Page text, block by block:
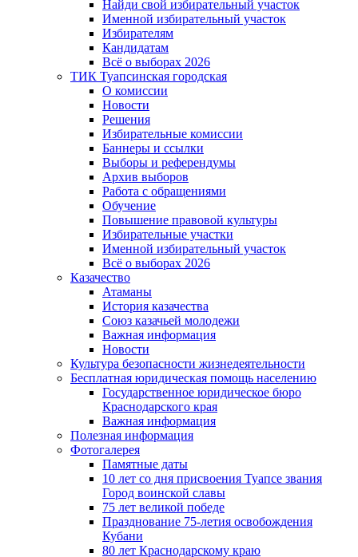
Найди свой избирательный участок
Именной избирательный участок
Избирателям
Кандидатам
Всё о выборах 2026
ТИК Туапсинская городская
О комиссии
Новости
Решения
Избирательные комиссии
Баннеры и ссылки
Выборы и референдумы
Архив выборов
Работа с обращениями
Обучение
Повышение правовой культуры
Избирательные участки
Именной избирательный участок
Всё о выборах 2026
Казачество
Атаманы
История казачества
Союз казачьей молодежи
Важная информация
Новости
Культура безопасности жизнедеятельности
Бесплатная юридическая помощь населению
Государственное юридическое бюро
Краснодарского края
Важная информация
Полезная информация
Фотогалерея
Памятные даты
10 лет со дня присвоения Туапсе звания
Город воинской славы
75 лет великой победе
Празднование 75-летия освобождения
Кубани
80 лет Краснодарскому краю